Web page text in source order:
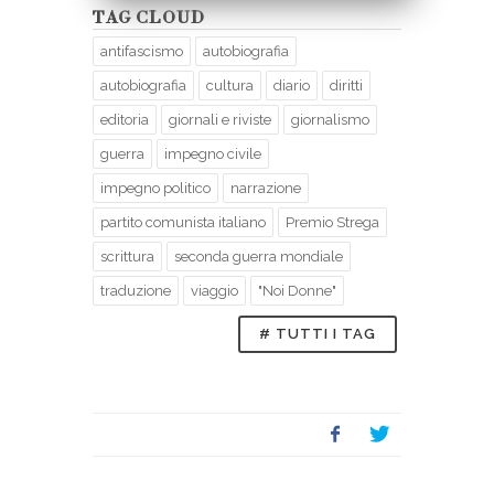
TAG CLOUD
antifascismo autobiografia
autobiografia cultura diario diritti
editoria giornali e riviste giornalismo
guerra impegno civile
impegno politico narrazione
partito comunista italiano Premio Strega
scrittura seconda guerra mondiale
traduzione viaggio "Noi Donne"
# TUTTI I TAG